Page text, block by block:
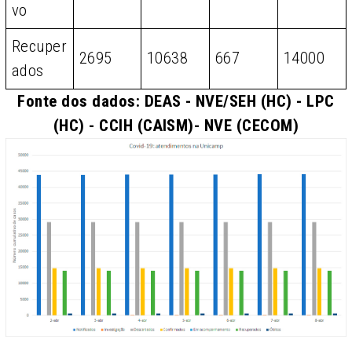
vo
Recuper
ados
2695 10638 667 14000
Fonte dos dados: DEAS - NVE/SEH (HC) - LPC
(HC) - CCIH (CAISM)- NVE (CECOM)